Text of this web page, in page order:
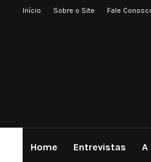
Início Sobre o Site Fale
Home Entrevistas A